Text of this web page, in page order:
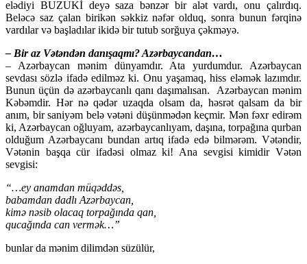
elədiyi BUZUKİ deyə saza bənzər bir alət vardı, onu çalırdıq.
Beləcə saz çalan birikən səkkiz nəfər olduq, sonra bunun fərqinə
vardılar və başladılar ikidə bir tutub sorğuya çəkməyə.
– Bir az Vətəndən danışaqmı? Azərbaycandan…
– Azərbaycan mənim dünyamdır. Ata yurdumdur. Azərbaycan
sevdası sözlə ifadə edilməz ki. Onu yaşamaq, hiss eləmək lazımdır.
Bunun üçün də azərbaycanlı qanı daşımalısan. Azərbaycan mənim
Kəbəmdir. Hər nə qədər uzaqda olsam da, həsrət qalsam da bir
anım, bir saniyəm belə vətəni düşünmədən keçmir. Mən fəxr edirəm
ki, Azərbaycan oğluyam, azərbaycanlıyam, daşına, torpağına qurban
olduğum Azərbaycanı bundan artıq ifadə edə bilmərəm. Vətəndir,
Vətənin başqa cür ifadəsi olmaz ki! Ana sevgisi kimidir Vətən
sevgisi:
“…ey anamdan müqəddəs,
babamdan dadlı Azərbaycan,
kimə nəsib olacaq torpağında qan,
qucağında can vermək…”
bunlar da mənim dilimdən süzülür,